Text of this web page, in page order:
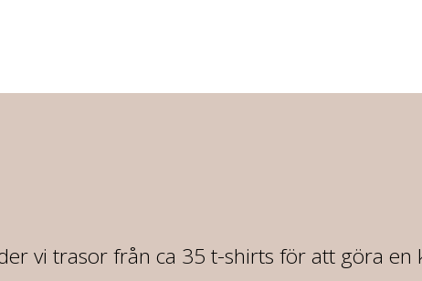
vi trasor från ca 35 t-shirts för att göra en